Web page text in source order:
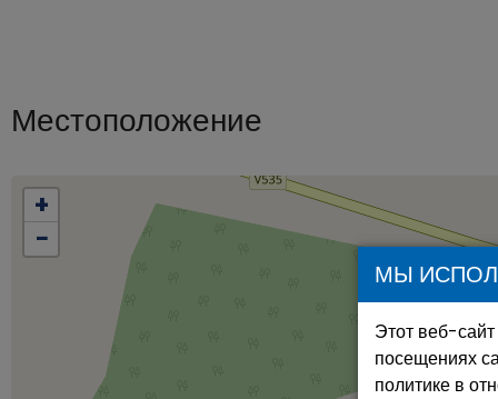
Местоположение
+
−
МЫ
Этот веб-
посещениях
политике в